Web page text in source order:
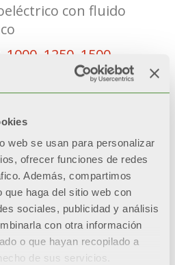
web se usan para personalizar
ofrecer funciones de redes
Además, compartimos
haga del sitio web con
sociales, publicidad y análisis
con otra información
o que hayan recopilado a
de sus servicios.
con fluido
1250, 1500,